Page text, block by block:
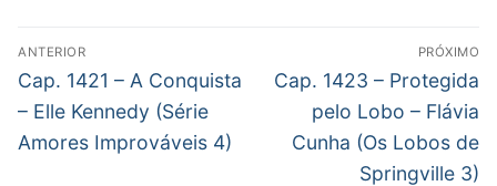
Navegação
de
Post
ANTERIOR
Post
anterior:
Cap. 1421 – A Conquista
– Elle Kennedy (Série
Amores Improváveis 4)
PRÓXIMO
Próximo
post:
Cap. 1423 – Protegida
pelo Lobo – Flávia
Cunha (Os Lobos de
Springville 3)